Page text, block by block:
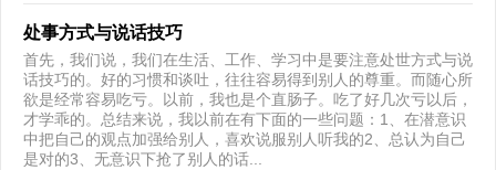
处事方式与说话技巧
首先，我们说，我们在生活、工作、学习中是要注意处世方式与说
话技巧的。好的习惯和谈吐，往往容易得到别人的尊重。而随心所
欲是经常容易吃亏。以前，我也是个直肠子。吃了好几次亏以后，
才学乖的。总结来说，我以前在有下面的一些问题：1、在潜意识
中把自己的观点加强给别人，喜欢说服别人听我的2、总认为自己
是对的3、无意识下抢了别人的话...